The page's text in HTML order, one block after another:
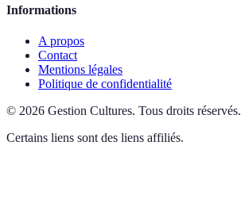
Informations
A propos
Contact
Mentions légales
Politique de confidentialité
© 2026 Gestion Cultures. Tous droits réservés.
Certains liens sont des liens affiliés.